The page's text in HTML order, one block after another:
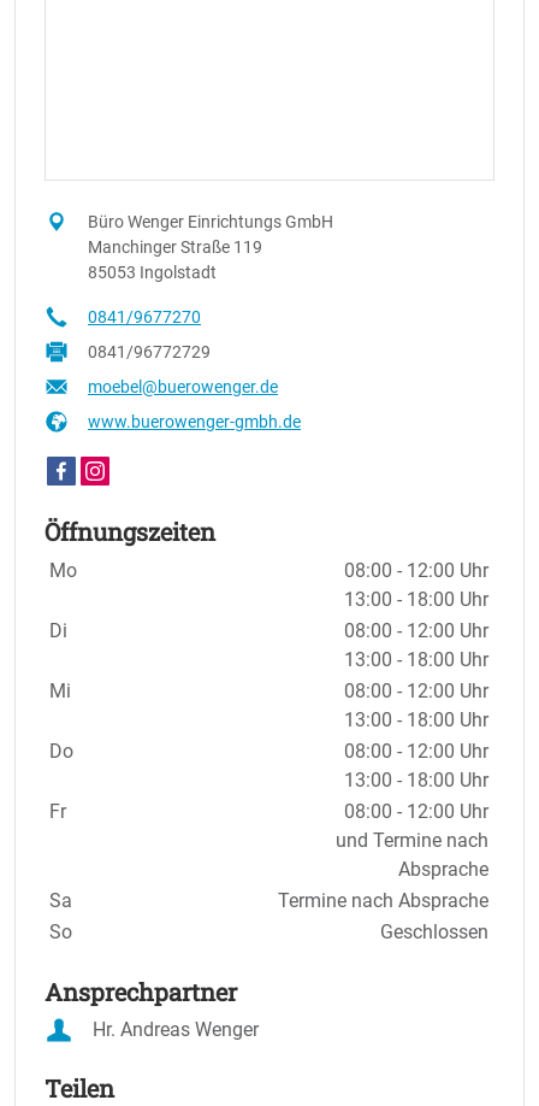
Büro Wenger Einrichtungs GmbH
Manchinger Straße 119
85053 Ingolstadt
0841/9677270
0841/96772729
moebel@buerowenger.de
www.buerowenger-gmbh.de
Öffnungszeiten
Wochentage / Monate
Öffnungszeiten / Hinweise
Mo
08:00 - 12:00 Uhr
13:00 - 18:00 Uhr
Di
08:00 - 12:00 Uhr
13:00 - 18:00 Uhr
Mi
08:00 - 12:00 Uhr
13:00 - 18:00 Uhr
Do
08:00 - 12:00 Uhr
13:00 - 18:00 Uhr
Fr
08:00 - 12:00 Uhr
und Termine nach
Absprache
Sa
Termine nach Absprache
So
Geschlossen
Ansprechpartner
Hr. Andreas Wenger
Teilen